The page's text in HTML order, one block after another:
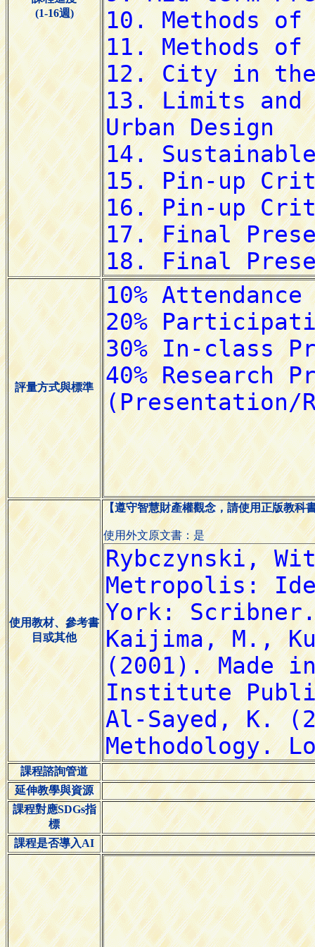
(1-16週)
評量方式與標準
使用教材、參考書
目或其他
【遵守智慧財產權觀念，請使用正版教科
使用外文原文書：是
課程諮詢管道
延伸教學與資源
課程對應SDGs指
標
課程是否導入AI